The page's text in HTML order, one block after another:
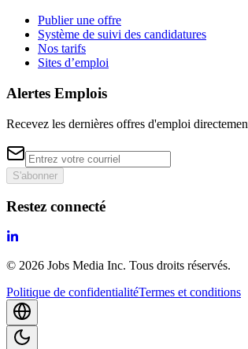
Publier une offre
Système de suivi des candidatures
Nos tarifs
Sites d’emploi
Alertes Emplois
Recevez les dernières offres d'emploi
S'abonner
Restez connecté
© 2026 Jobs Media Inc. Tous droits réservés.
Politique de confidentialitéTermes et conditions